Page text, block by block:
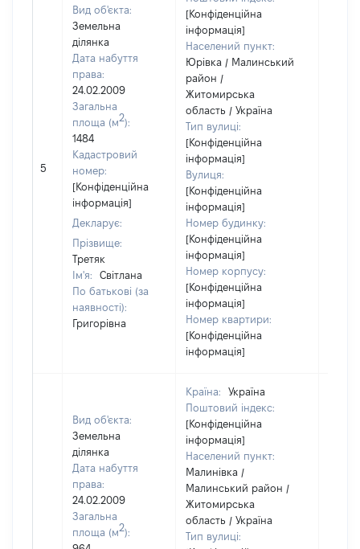
5
Вид об'єкта:
Земельна
ділянка
Дата набуття
права:
24.02.2009
Загальна
площа (м2):
1484
Кадастровий
номер:
[Конфіденційна
інформація]
Декларує:
Прізвище:
Третяк
Ім'я:
Світлана
По батькові (за
наявності):
Григорівна
[Конфіденційна
інформація]
Населений пункт:
Юрівка / Малинський
район /
Житомирська
область / Україна
Тип вулиці:
[Конфіденційна
інформація]
Вулиця:
[Конфіденційна
інформація]
Номер будинку:
[Конфіденційна
інформація]
Номер корпусу:
[Конфіденційна
інформація]
Номер квартири:
[Конфіденційна
інформація]
Вид об'єкта:
Земельна
ділянка
Дата набуття
права:
24.02.2009
Загальна
площа (м2):
Країна:
Україна
Поштовий індекс:
[Конфіденційна
інформація]
Населений пункт:
Малинівка /
Малинський район /
Житомирська
область / Україна
Тип вулиці: